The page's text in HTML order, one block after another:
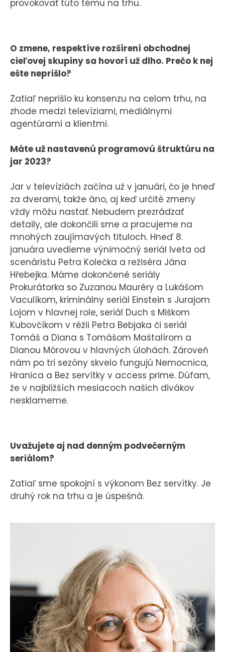
provokovať túto tému na trhu.
O zmene, respektíve rozšírení obchodnej
cieľovej skupiny sa hovorí už dlho. Prečo k nej
ešte neprišlo?
Zatiaľ neprišlo ku konsenzu na celom trhu, na
zhode medzi televíziami, mediálnymi
agentúrami a klientmi.
Máte už nastavenú programovú štruktúru na
jar 2023?
Jar v televíziách začína už v januári, čo je hneď
za dverami, takže áno, aj keď určité zmeny
vždy môžu nastať. Nebudem prezrádzať
detaily, ale dokončili sme a pracujeme na
mnohých zaujímavých tituloch. Hneď 8.
januára uvedieme výnimočný seriál Iveta od
scenáristu Petra Kolečka a režiséra Jána
Hřebejka. Máme dokončené seriály
Prokurátorka so Zuzanou Mauréry a Lukášom
Vaculíkom, kriminálny seriál Einstein s Jurajom
Lojom v hlavnej role, seriál Duch s Miškom
Kubovčíkom v réžii Petra Bebjaka či seriál
Tomáš a Diana s Tomášom Maštalírom a
Dianou Mórovou v hlavných úlohách. Zároveň
nám po tri sezóny skvelo fungujú Nemocnica,
Hranica a Bez servítky v access prime. Dúfam,
že v najbližších mesiacoch našich divákov
nesklameme.
Uvažujete aj nad denným podvečerným
seriálom?
Zatiaľ sme spokojní s výkonom Bez servítky. Je
druhý rok na trhu a je úspešná.